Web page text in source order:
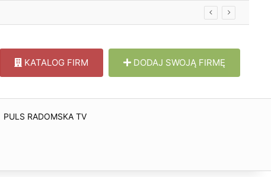
KATALOG FIRM DODAJ SWOJĄ FIRMĘ
PULS RADOMSKA TV